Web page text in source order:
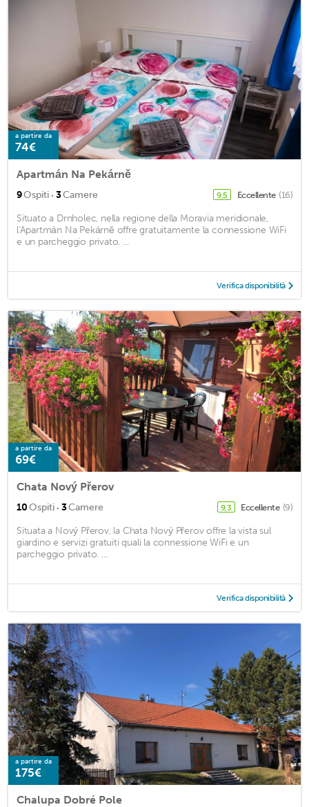
a partire da
74€
Apartmán Na Pekárně
9Ospiti · 3Camere 9,5 Eccellente (16)
Situato a Drnholec, nella regione della Moravia meridionale,
l'Apartmán Na Pekárně offre gratuitamente la connessione WiFi
e un parcheggio privato. ...
Verifica disponibilità
a partire da
69€
Chata Nový Přerov
10Ospiti · 3Camere 9,3 Eccellente (9)
Situata a Nový Přerov, la Chata Nový Přerov offre la vista sul
giardino e servizi gratuiti quali la connessione WiFi e un
parcheggio privato. ...
Verifica disponibilità
a partire da
175€
Chalupa Dobré Pole